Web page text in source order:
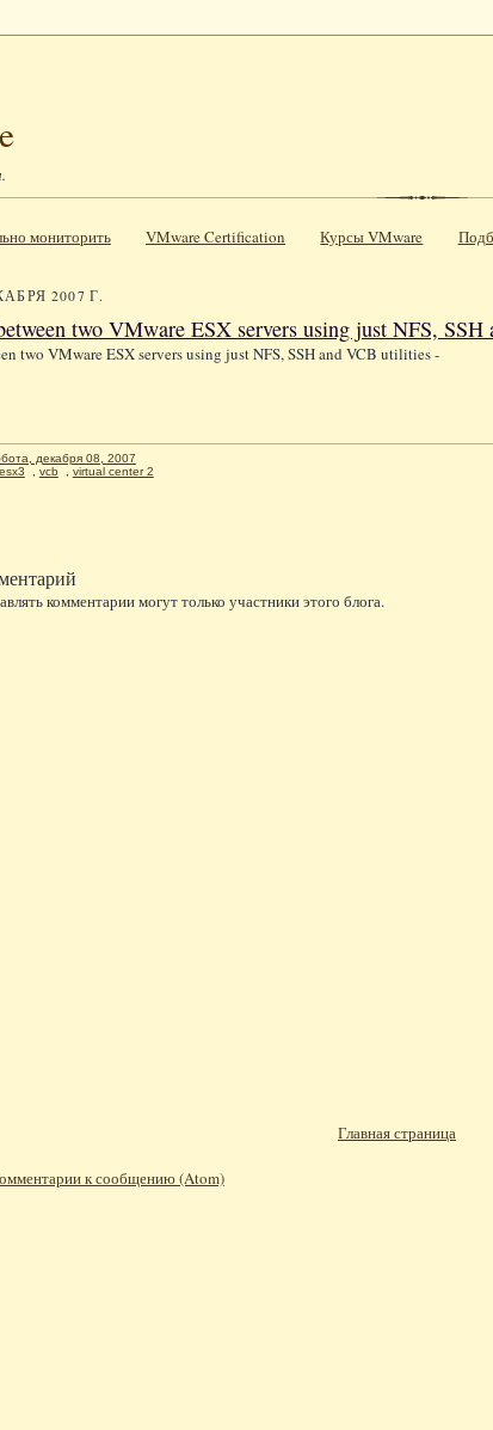
мониторить VMware Certification Курсы VMware
2007 Г.
two VMware ESX servers using just NFS,
two VMware ESX servers using just NFS, SSH and VCB utilities -
декабря 08, 2007
esx3 vcb virtual center 2
комментарии могут только участники этого блога.
Главная страница
к сообщению (Atom)